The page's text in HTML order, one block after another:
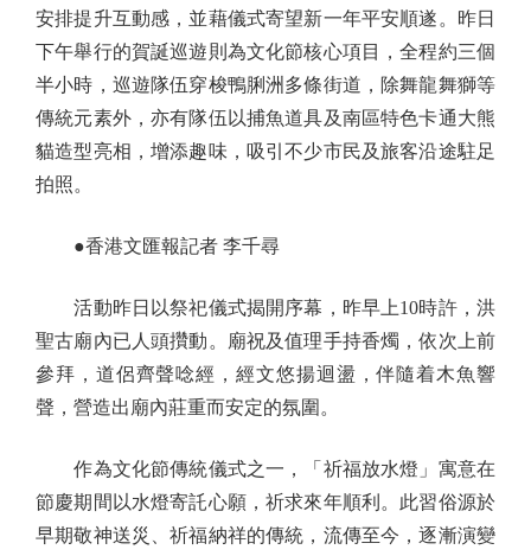
安排提升互動感，並藉儀式寄望新一年平安順遂。昨日
下午舉行的賀誕巡遊則為文化節核心項目，全程約三個
半小時，巡遊隊伍穿梭鴨脷洲多條街道，除舞龍舞獅等
傳統元素外，亦有隊伍以捕魚道具及南區特色卡通大熊
貓造型亮相，增添趣味，吸引不少市民及旅客沿途駐足
拍照。
●香港文匯報記者 李千尋
活動昨日以祭祀儀式揭開序幕，昨早上10時許，洪
聖古廟內已人頭攢動。廟祝及值理手持香燭，依次上前
參拜，道侶齊聲唸經，經文悠揚迴盪，伴隨着木魚響
聲，營造出廟內莊重而安定的氛圍。
作為文化節傳統儀式之一，「祈福放水燈」寓意在
節慶期間以水燈寄託心願，祈求來年順利。此習俗源於
早期敬神送災、祈福納祥的傳統，流傳至今，逐漸演變